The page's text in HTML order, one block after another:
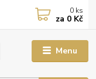
Menu
0 ks
za 0 Kč